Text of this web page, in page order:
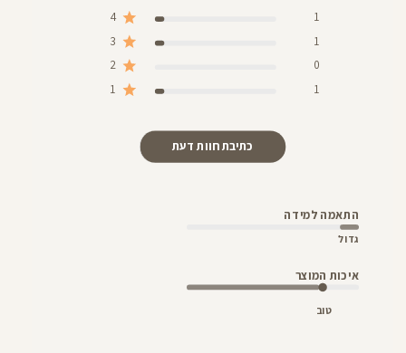
4
1
3
1
2 0
1 1
כתיבת חוות דעת
התאמה למידה
גדול
איכות המוצר
טוב